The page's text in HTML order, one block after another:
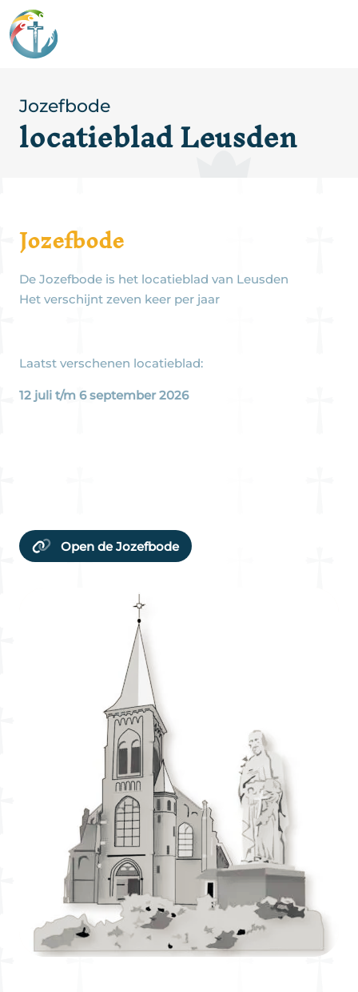
Jozefbode
locatieblad Leusden
Jozefbode
De Jozefbode is het locatieblad van Leusden
Het verschijnt zeven keer per jaar
Laatst verschenen locatieblad:
12 juli t/m 6 september 2026
Open de Jozefbode